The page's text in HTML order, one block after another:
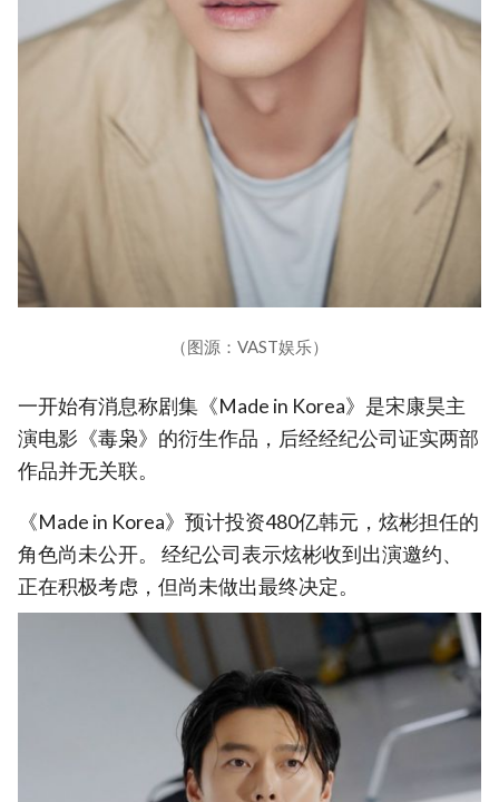
（图源：VAST娱乐）
一开始有消息称剧集《Made in Korea》是宋康昊主
演电影《毒枭》的衍生作品，后经经纪公司证实两部
作品并无关联。
《Made in Korea》预计投资480亿韩元，炫彬担任的
角色尚未公开。 经纪公司表示炫彬收到出演邀约、
正在积极考虑，但尚未做出最终决定。